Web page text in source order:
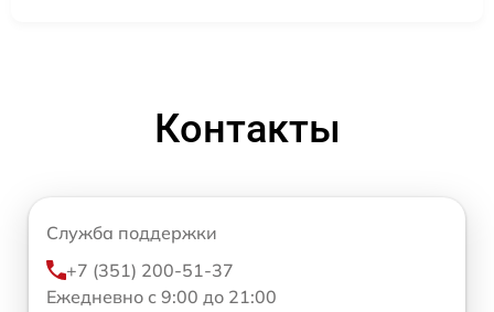
Контакты
Служба поддержки
+7 (351) 200-51-37
Ежедневно с 9:00 до 21:00